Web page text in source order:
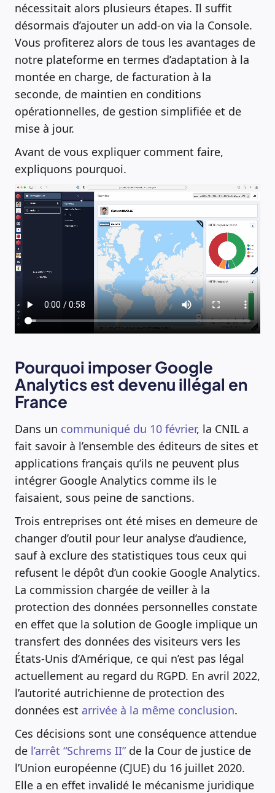
nécessitait alors plusieurs étapes. Il suffit
désormais d’ajouter un add-on via la Console.
Vous profiterez alors de tous les avantages de
notre plateforme en termes d’adaptation à la
montée en charge, de facturation à la
seconde, de maintien en conditions
opérationnelles, de gestion simplifiée et de
mise à jour.
Avant de vous expliquer comment faire,
expliquons pourquoi.
Pourquoi imposer Google
Analytics est devenu illégal en
France
Dans un communiqué du 10 février, la CNIL a
fait savoir à l’ensemble des éditeurs de sites et
applications français qu’ils ne peuvent plus
intégrer Google Analytics comme ils le
faisaient, sous peine de sanctions.
Trois entreprises ont été mises en demeure de
changer d’outil pour leur analyse d’audience,
sauf à exclure des statistiques tous ceux qui
refusent le dépôt d’un cookie Google Analytics.
La commission chargée de veiller à la
protection des données personnelles constate
en effet que la solution de Google implique un
transfert des données des visiteurs vers les
États-Unis d’Amérique, ce qui n’est pas légal
actuellement au regard du RGPD. En avril 2022,
l’autorité autrichienne de protection des
données est arrivée à la même conclusion.
Ces décisions sont une conséquence attendue
de l’arrêt “Schrems II” de la Cour de justice de
l’Union européenne (CJUE) du 16 juillet 2020.
Elle a en effet invalidé le mécanisme juridique